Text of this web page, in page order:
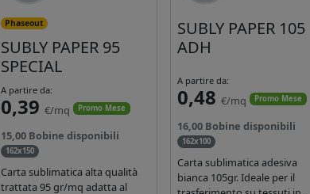
Phaseout
SUBLY PAPER 95
SPECIAL
A partire da:
0,39 €/mq Promo Mese
15,00 Bobine disponibili
162x150
Carta sublimatica alta qualità
trattata 95 gr/mq adatta al
SUBLY PAPER 105
ADH
A partire da:
0,48 €/mq Promo Mese
16,00 Bobine disponibili
162x100
Carta sublimatica adesiva
bianca 105gr. Ideale per il